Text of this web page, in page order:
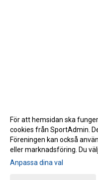
Gå till
För att hemsidan ska
cookies från SportAdmin.
Föreningen kan också
eller marknadsföring. Du
Anpassa dina val